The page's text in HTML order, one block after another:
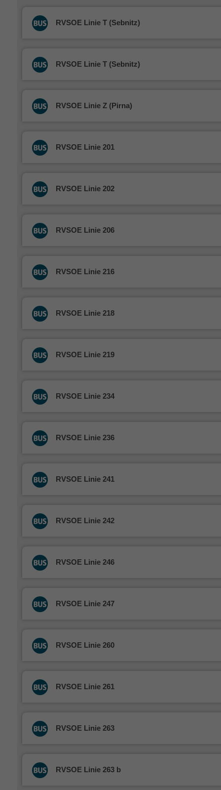
RVSOE Linie T (Sebnitz)
RVSOE Linie T (Sebnitz)
RVSOE Linie Z (Pirna)
RVSOE Linie 201
RVSOE Linie 202
RVSOE Linie 206
RVSOE Linie 216
RVSOE Linie 218
RVSOE Linie 219
RVSOE Linie 234
RVSOE Linie 236
RVSOE Linie 241
RVSOE Linie 242
RVSOE Linie 246
RVSOE Linie 247
RVSOE Linie 260
RVSOE Linie 261
RVSOE Linie 263
RVSOE Linie 263 b